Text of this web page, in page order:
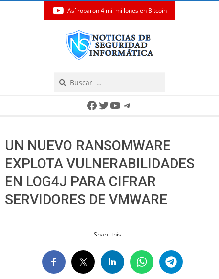
Así robaron 4 mil millones en Bitcoin
Facebook
Twitter
YouTube
Telegram
UN NUEVO RANSOMWARE
EXPLOTA VULNERABILIDADES
EN LOG4J PARA CIFRAR
SERVIDORES DE VMWARE
Share this...